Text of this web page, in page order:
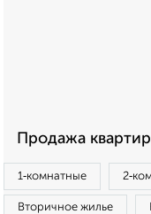
Продажа
1‑комнатные
Вторичное жилье